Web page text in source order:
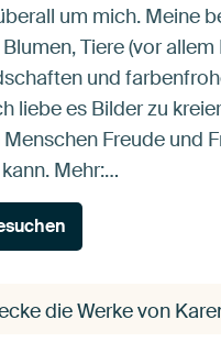
um mich. Meine
Tiere (vor
und
liebe es Bilder zu
Freude und
Mehr:…
die Werke von